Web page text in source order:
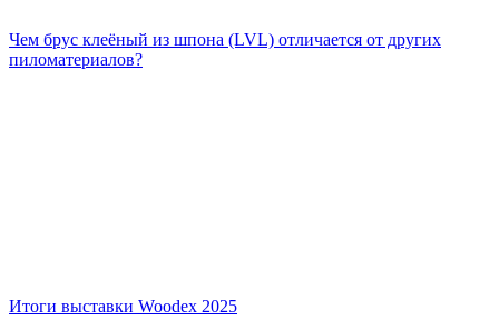
Чем брус клеёный из шпона (LVL) отличается от других
пиломатериалов?
Итоги выставки Woodex 2025